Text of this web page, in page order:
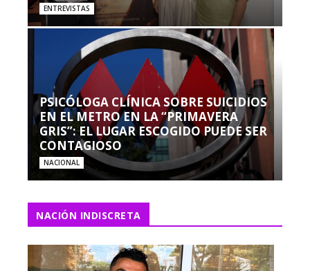
ENTREVISTAS
PSICÓLOGA CLÍNICA SOBRE SUICIDIOS
EN EL METRO EN LA “PRIMAVERA
GRIS”: EL LUGAR ESCOGIDO PUEDE SER
CONTAGIOSO
NACIONAL
NACIÓN INDISCRETA